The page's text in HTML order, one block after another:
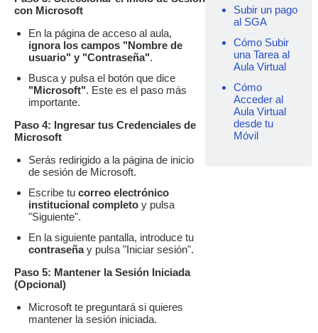
con Microsoft
En la página de acceso al aula,
ignora los campos "Nombre de
usuario" y "Contraseña".
Busca y pulsa el botón que dice
"Microsoft". Este es el paso más
importante.
Paso 4: Ingresar tus Credenciales de
Microsoft
Serás redirigido a la página de inicio
de sesión de Microsoft.
Escribe tu correo electrónico
institucional completo y pulsa
"Siguiente".
En la siguiente pantalla, introduce tu
contraseñay pulsa "Iniciar sesión".
Paso 5: Mantener la Sesión Iniciada
(Opcional)
Microsoft te preguntará si quieres
mantener la sesión iniciada.
Subir un pago
al SGA
Cómo Subir
una Tarea al
Aula Virtual
Cómo
Acceder al
Aula Virtual
desde tu
Móvil